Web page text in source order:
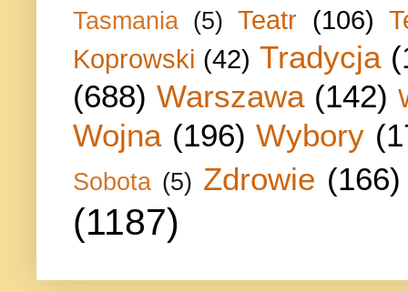
Tasmania (5) Teatr (106)
Koprowski (42) Tradycja
(688) Warszawa (142)
Wojna (196) Wybory
Sobota (5) Zdrowie (166)
(1187)